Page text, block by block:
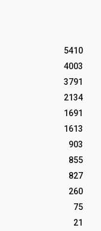
5410
4003
3791
2134
1691
1613
903
855
827
260
75
21